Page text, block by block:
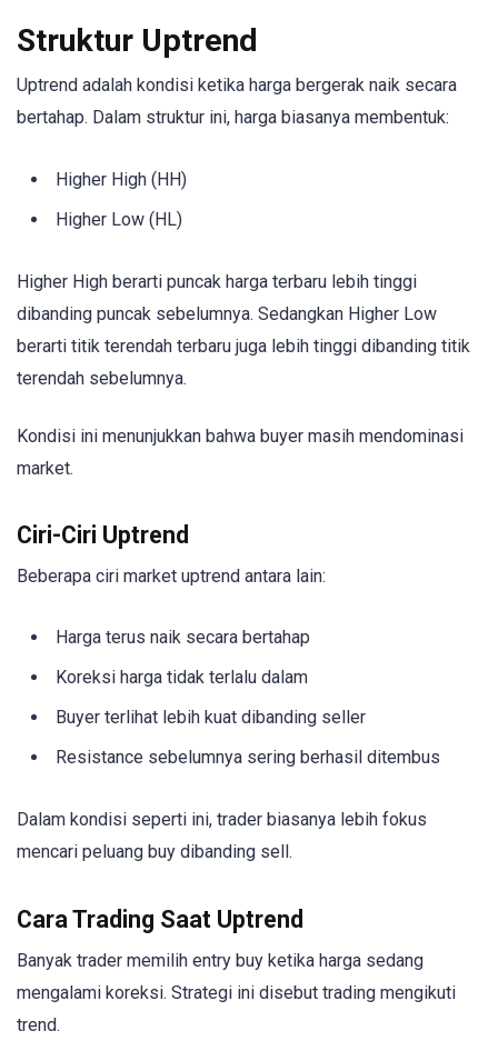
Struktur Uptrend
Uptrend adalah kondisi ketika harga bergerak naik secara
bertahap. Dalam struktur ini, harga biasanya membentuk:
Higher High (HH)
Higher Low (HL)
Higher High berarti puncak harga terbaru lebih tinggi
dibanding puncak sebelumnya. Sedangkan Higher Low
berarti titik terendah terbaru juga lebih tinggi dibanding titik
terendah sebelumnya.
Kondisi ini menunjukkan bahwa buyer masih mendominasi
market.
Ciri-Ciri Uptrend
Beberapa ciri market uptrend antara lain:
Harga terus naik secara bertahap
Koreksi harga tidak terlalu dalam
Buyer terlihat lebih kuat dibanding seller
Resistance sebelumnya sering berhasil ditembus
Dalam kondisi seperti ini, trader biasanya lebih fokus
mencari peluang buy dibanding sell.
Cara Trading Saat Uptrend
Banyak trader memilih entry buy ketika harga sedang
mengalami koreksi. Strategi ini disebut trading mengikuti
trend.